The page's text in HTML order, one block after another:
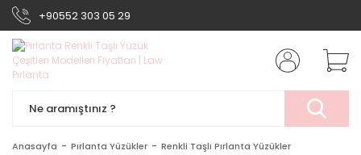
+90552 303 05 29
Anasayfa Pırlanta Yüzükler Renkli Taşlı Pırlanta Yüzükler